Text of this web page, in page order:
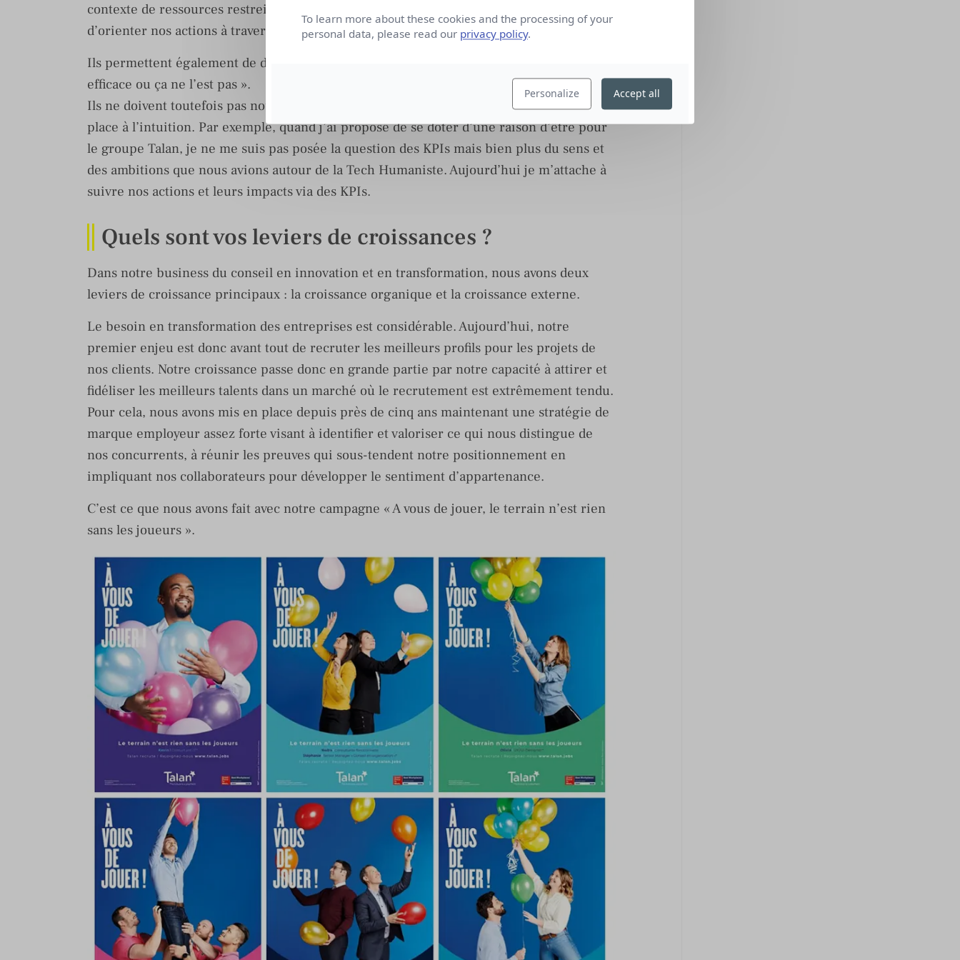
contexte de ressources restreintes (temps, budget, énergie), les KPIS permettent
d’orienter nos actions à travers leur efficacité.
Ils permettent également de dépasser le « J’aime / je n’aime pas » pour arriver au « c’est
efficace ou ça ne l’est pas ».
Ils ne doivent toutefois pas nous brider dans notre créativité et je laisse toujours une
place à l’intuition. Par exemple, quand j’ai proposé de se doter d’une raison d’être pour
le groupe Talan, je ne me suis pas posée la question des KPIs mais bien plus du sens et
des ambitions que nous avions autour de la Tech Humaniste. Aujourd’hui je m’attache à
suivre nos actions et leurs impacts via des KPIs.
Quels sont vos leviers de croissances ?
Dans notre business du conseil en innovation et en transformation, nous avons deux
leviers de croissance principaux : la croissance organique et la croissance externe.
Le besoin en transformation des entreprises est considérable. Aujourd’hui, notre
premier enjeu est donc avant tout de recruter les meilleurs profils pour les projets de
nos clients. Notre croissance passe donc en grande partie par notre capacité à attirer et
fidéliser les meilleurs talents dans un marché où le recrutement est extrêmement tendu.
Pour cela, nous avons mis en place depuis près de cinq ans maintenant une stratégie de
marque employeur assez forte visant à identifier et valoriser ce qui nous distingue de
nos concurrents, à réunir les preuves qui sous-tendent notre positionnement en
impliquant nos collaborateurs pour développer le sentiment d’appartenance.
C’est ce que nous avons fait avec notre campagne « A vous de jouer, le terrain n’est rien
sans les joueurs ».
To learn more about these cookies and the processing of your
personal data, please read our privacy policy.
Personalize Accept all